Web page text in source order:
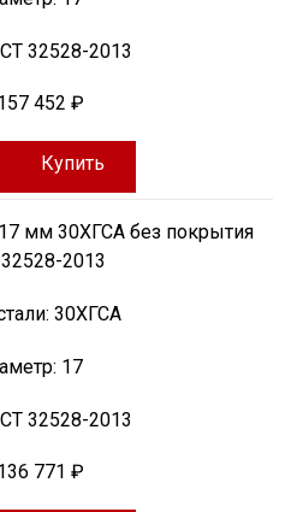
32528-2013
452 ₽
Купить
мм 30ХГСА без покрытия
2013
30ХГСА
17
32528-2013
771 ₽